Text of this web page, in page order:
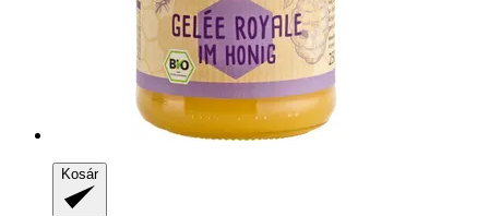
Kosár